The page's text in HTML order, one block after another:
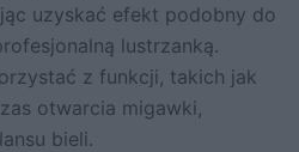
uzyskać efekt podobny do
lustrzanką.
z funkcji, takich jak
otwarcia migawki,
bieli.